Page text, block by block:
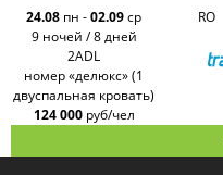
Alean
Sunmar
PlanTravel
ex TUI
Крымская
Волна
LOTI
Express
24.08 пн -02.09ср
9 ночей / 8 дней
RO
2ADL
номер «делюкс» (1
двуспальная кровать)
124 000 руб/чел